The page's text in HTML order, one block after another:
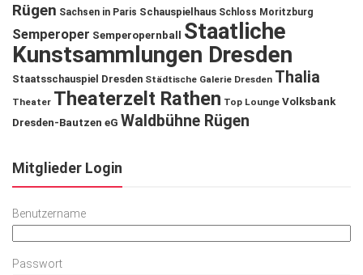
Rügen Sachsen in Paris Schauspielhaus Schloss Moritzburg
Semperoper Semperopernball
Staatliche
Kunstsammlungen Dresden
Staatsschauspiel Dresden Städtische Galerie Dresden Thalia
Theater Theaterzelt Rathen Top Lounge Volksbank
Dresden-Bautzen eG Waldbühne Rügen
Mitglieder Login
Benutzername
Passwort